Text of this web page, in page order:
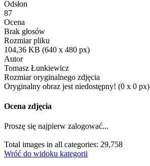
Odsłon
87
Ocena
Brak głosów
Rozmiar pliku
104,36 KB (640 x 480 px)
Autor
Tomasz Łunkiewicz
Rozmiar oryginalnego zdjęcia
Oryginalny obraz jest niedostępny! (0 x 0 px)
Ocena zdjęcia
Proszę się najpierw zalogować...
Total images in all categories: 29,758
Wróć do widoku kategorii